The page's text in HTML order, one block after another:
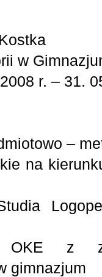
w
r. – 31.
–
na
OKE z
gimnazjum